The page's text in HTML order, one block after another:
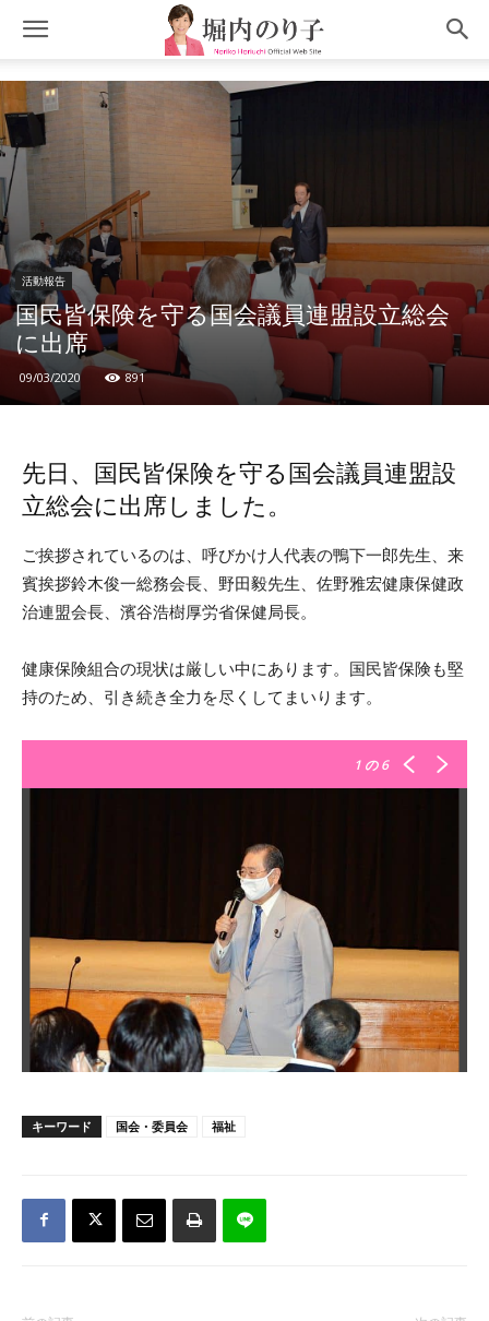
活動報告
国民皆保険を守る国会議員連盟設立総会
に出席
09/03/2020 891
先日、国民皆保険を守る国会議員連盟設
立総会に出席しました。
ご挨拶されているのは、呼びかけ人代表の鴨下一郎先生、来
賓挨拶鈴木俊一総務会長、野田毅先生、佐野雅宏健康保健政
治連盟会長、濱谷浩樹厚労省保健局長。
健康保険組合の現状は厳しい中にあります。国民皆保険も堅
持のため、引き続き全力を尽くしてまいります。
1 の 6
キーワード 国会・委員会 福祉